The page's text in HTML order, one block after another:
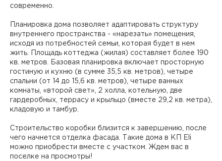
современно.
Планировка дома позволяет адаптировать структуру
внутреннего пространства - «нарезать» помещения,
исходя из потребностей семьи, которая будет в нем
жить. Площадь коттеджа (жилая) составляет более 190
кв. метров. Базовая планировка включает просторную
гостиную и кухню (в сумме 35,5 кв. метров), четыре
спальни (от 14 до 15,6 кв. метров), четыре ванных
комнаты, «второй свет», 2 холла, котельную, две
гардеробных, террасу и крыльцо (вместе 29,2 кв. метра),
кладовую и тамбур.
Строительство коробки близится к завершению, после
чего начнется отделка фасада. Такие дома в КП Eli
можно приобрести вместе с участком. Ждем вас в
поселке на просмотры!